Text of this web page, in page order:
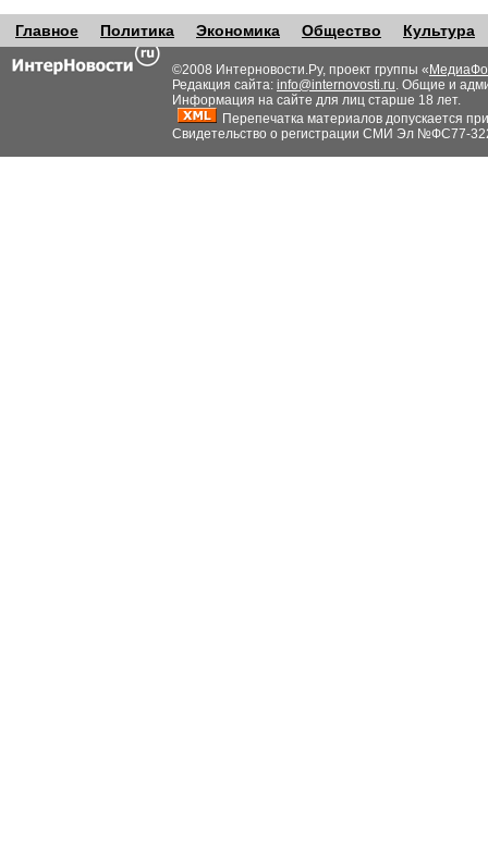
Главное Политика Экономика Общество Культура
©2008 Интерновости.Ру, проект группы «
Редакция сайта: info@internovosti.ru. Общие и
Информация на сайте для лиц старше 18 лет.
Перепечатка материалов допускается
Свидетельство о регистрации СМИ Эл №ФС77-